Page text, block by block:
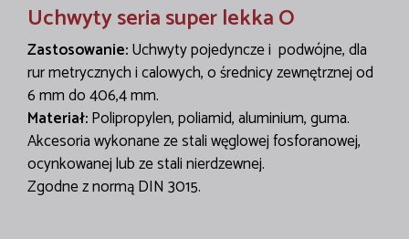
Uchwyty seria super lekka O
Zastosowanie:Uchwyty pojedyncze i podwójne, dla
rur metrycznych i calowych, o średnicy zewnętrznej od
6 mm do 406,4 mm.
Materiał:Polipropylen, poliamid, aluminium, guma.
Akcesoria wykonane ze stali węglowej fosforanowej,
ocynkowanej lub ze stali nierdzewnej.
Zgodne z normą DIN 3015.